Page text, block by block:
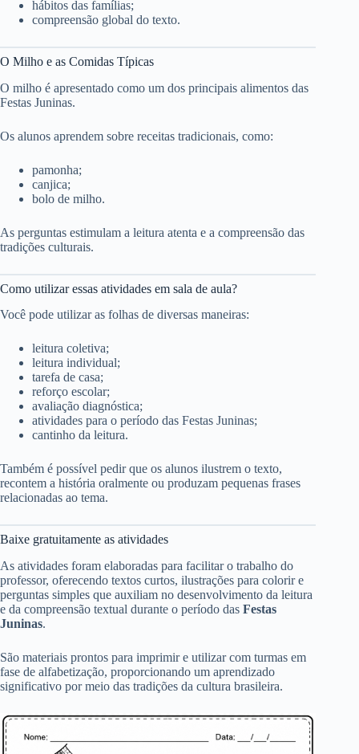
hábitos das famílias;
compreensão global do texto.
O Milho e as Comidas Típicas
O milho é apresentado como um dos principais alimentos das
Festas Juninas.
Os alunos aprendem sobre receitas tradicionais, como:
pamonha;
canjica;
bolo de milho.
As perguntas estimulam a leitura atenta e a compreensão das
tradições culturais.
Como utilizar essas atividades em sala de aula?
Você pode utilizar as folhas de diversas maneiras:
leitura coletiva;
leitura individual;
tarefa de casa;
reforço escolar;
avaliação diagnóstica;
atividades para o período das Festas Juninas;
cantinho da leitura.
Também é possível pedir que os alunos ilustrem o texto,
recontem a história oralmente ou produzam pequenas frases
relacionadas ao tema.
Baixe gratuitamente as atividades
As atividades foram elaboradas para facilitar o trabalho do
professor, oferecendo textos curtos, ilustrações para colorir e
perguntas simples que auxiliam no desenvolvimento da leitura
e da compreensão textual durante o período das Festas
Juninas.
São materiais prontos para imprimir e utilizar com turmas em
fase de alfabetização, proporcionando um aprendizado
significativo por meio das tradições da cultura brasileira.